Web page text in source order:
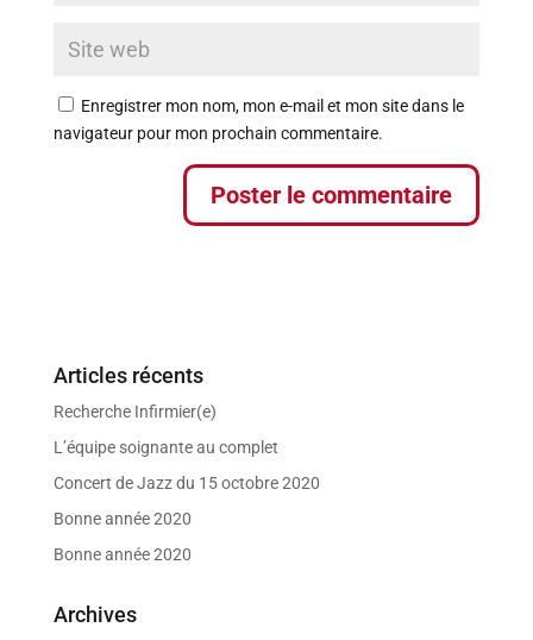
Enregistrer mon nom, mon e-mail et mon site dans le
navigateur pour mon prochain commentaire.
Articles récents
Recherche Infirmier(e)
L’équipe soignante au complet
Concert de Jazz du 15 octobre 2020
Bonne année 2020
Bonne année 2020
Archives